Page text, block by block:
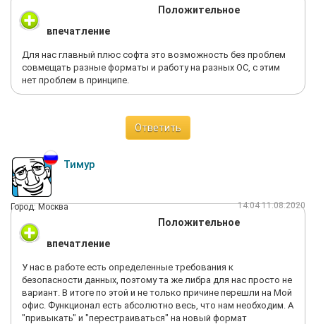
Положительное
впечатление
Для нас главный плюс софта это возможность без проблем
совмещать разные форматы и работу на разных ОС, с этим
нет проблем в принципе.
Ответить
Тимур
Город: Москва 14:04 11.08.2020
Положительное
впечатление
У нас в работе есть определенные требования к
безопасности данных, поэтому та же либра для нас просто не
вариант. В итоге по этой и не только причине перешли на Мой
офис. Функционал есть абсолютно весь, что нам необходим. А
"привыкать" и "перестраиваться" на новый формат